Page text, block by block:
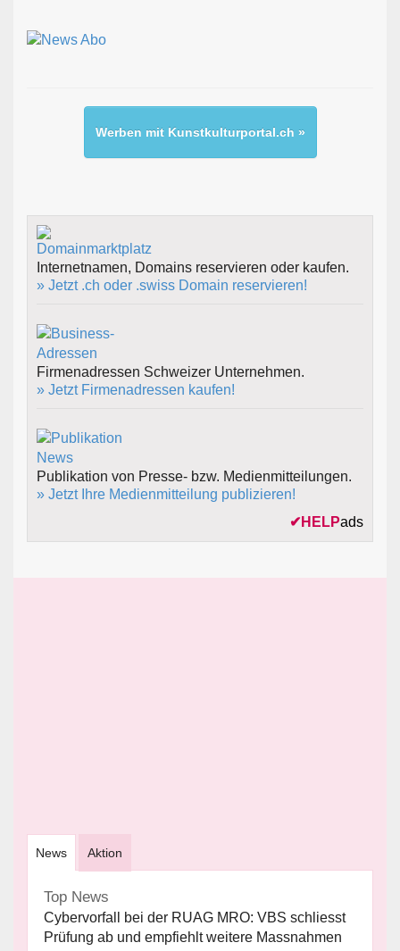
Werben mit Kunstkulturportal.ch »
Internetnamen, Domains reservieren oder kaufen.
» Jetzt .ch oder .swiss Domain reservieren!
Firmenadressen Schweizer Unternehmen.
» Jetzt Firmenadressen kaufen!
Publikation von Presse- bzw. Medienmitteilungen.
» Jetzt Ihre Medienmitteilung publizieren!
✔ HELPads
News Aktion
Top News
Cybervorfall bei der RUAG MRO: VBS schliesst
Prüfung ab und empfiehlt weitere Massnahmen